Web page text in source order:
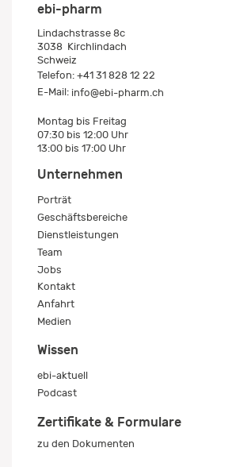
ebi-pharm
Lindachstrasse 8c
3038 Kirchlindach
Schweiz
Telefon: +41 31 828 12 22
E-Mail: info@ebi-pharm.ch
Montag bis Freitag
07:30 bis 12:00 Uhr
13:00 bis 17:00 Uhr
Unternehmen
Porträt
Geschäftsbereiche
Dienstleistungen
Team
Jobs
Kontakt
Anfahrt
Medien
Wissen
ebi-aktuell
Podcast
Zertifikate & Formulare
zu den Dokumenten